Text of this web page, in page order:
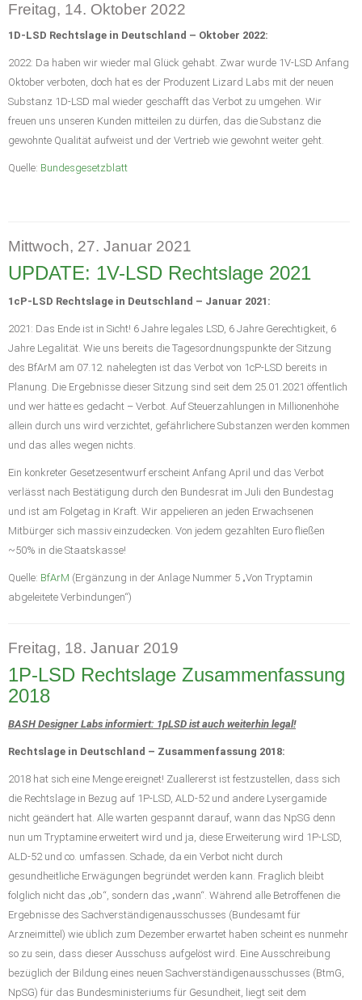
Freitag, 14. Oktober 2022
1D-LSD Rechtslage in Deutschland – Oktober 2022:
2022: Da haben wir wieder mal Glück gehabt. Zwar wurde 1V-LSD Anfang
Oktober verboten, doch hat es der Produzent Lizard Labs mit der neuen
Substanz 1D-LSD mal wieder geschafft das Verbot zu umgehen. Wir
freuen uns unseren Kunden mitteilen zu dürfen, das die Substanz die
gewohnte Qualität aufweist und der Vertrieb wie gewohnt weiter geht.
Quelle: Bundesgesetzblatt
Mittwoch, 27. Januar 2021
UPDATE: 1V-LSD Rechtslage 2021
1cP-LSD Rechtslage in Deutschland – Januar 2021:
2021: Das Ende ist in Sicht! 6 Jahre legales LSD, 6 Jahre Gerechtigkeit, 6
Jahre Legalität. Wie uns bereits die Tagesordnungspunkte der Sitzung
des BfArM am 07.12. nahelegten ist das Verbot von 1cP-LSD bereits in
Planung. Die Ergebnisse dieser Sitzung sind seit dem 25.01.2021 öffentlich
und wer hätte es gedacht – Verbot. Auf Steuerzahlungen in Millionenhöhe
allein durch uns wird verzichtet, gefährlichere Substanzen werden kommen
und das alles wegen nichts.
Ein konkreter Gesetzesentwurf erscheint Anfang April und das Verbot
verlässt nach Bestätigung durch den Bundesrat im Juli den Bundestag
und ist am Folgetag in Kraft. Wir appelieren an jeden Erwachsenen
Mitbürger sich massiv einzudecken. Von jedem gezahlten Euro fließen
~50% in die Staatskasse!
Quelle: BfArM (Ergänzung in der Anlage Nummer 5 „Von Tryptamin
abgeleitete Verbindungen“)
Freitag, 18. Januar 2019
1P-LSD Rechtslage Zusammenfassung
2018
BASH Designer Labs informiert: 1pLSD ist auch weiterhin legal!
Rechtslage in Deutschland – Zusammenfassung 2018:
2018 hat sich eine Menge ereignet! Zuallererst ist festzustellen, dass sich
die Rechtslage in Bezug auf 1P-LSD, ALD-52 und andere Lysergamide
nicht geändert hat. Alle warten gespannt darauf, wann das NpSG denn
nun um Tryptamine erweitert wird und ja, diese Erweiterung wird 1P-LSD,
ALD-52 und co. umfassen. Schade, da ein Verbot nicht durch
gesundheitliche Erwägungen begründet werden kann. Fraglich bleibt
folglich nicht das „ob“, sondern das „wann“. Während alle Betroffenen die
Ergebnisse des Sachverständigenausschusses (Bundesamt für
Arzneimittel) wie üblich zum Dezember erwartet haben scheint es nunmehr
so zu sein, dass dieser Ausschuss aufgelöst wird. Eine Ausschreibung
bezüglich der Bildung eines neuen Sachverständigenausschusses (BtmG,
NpSG) für das Bundesministeriums für Gesundheit, liegt seit dem